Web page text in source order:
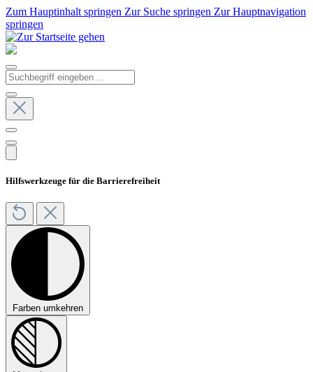
Zum Hauptinhalt springen Zur Suche springen Zur Hauptnavigation
springen
Hilfswerkzeuge für die Barrierefreiheit
Farben umkehren